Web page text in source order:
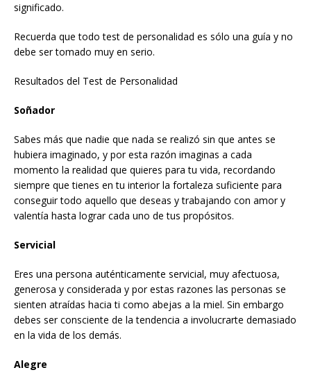
significado.
Recuerda que todo test de personalidad es sólo una guía y no
debe ser tomado muy en serio.
Resultados del Test de Personalidad
Soñador
Sabes más que nadie que nada se realizó sin que antes se
hubiera imaginado, y por esta razón imaginas a cada
momento la realidad que quieres para tu vida, recordando
siempre que tienes en tu interior la fortaleza suficiente para
conseguir todo aquello que deseas y trabajando con amor y
valentía hasta lograr cada uno de tus propósitos.
Servicial
Eres una persona auténticamente servicial, muy afectuosa,
generosa y considerada y por estas razones las personas se
sienten atraídas hacia ti como abejas a la miel. Sin embargo
debes ser consciente de la tendencia a involucrarte demasiado
en la vida de los demás.
Alegre